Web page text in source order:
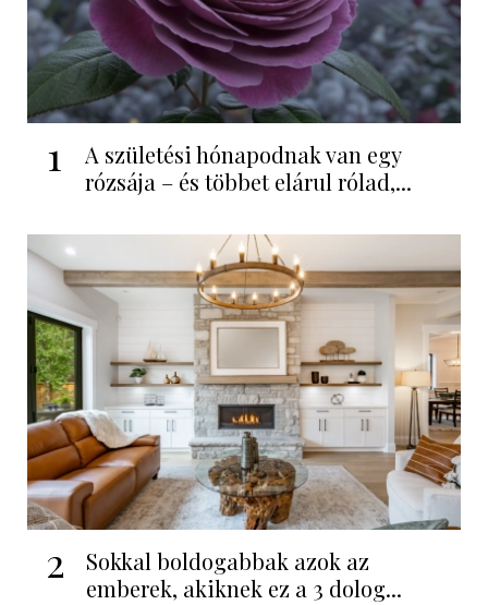
1
A születési hónapodnak van egy
rózsája – és többet elárul rólad,...
2
Sokkal boldogabbak azok az
emberek, akiknek ez a 3 dolog...